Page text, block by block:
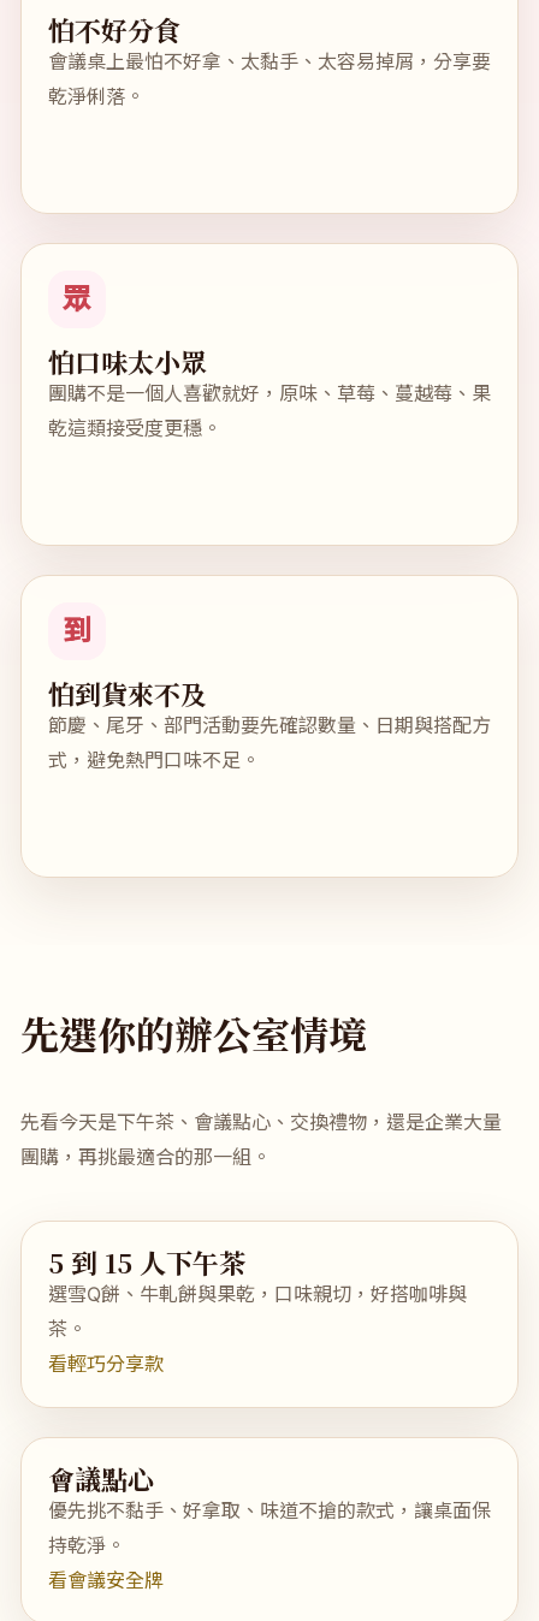
怕不好分食
會議桌上最怕不好拿、太黏手、太容易掉屑，分享要
乾淨俐落。
眾
怕口味太小眾
團購不是一個人喜歡就好，原味、草莓、蔓越莓、果
乾這類接受度更穩。
到
怕到貨來不及
節慶、尾牙、部門活動要先確認數量、日期與搭配方
式，避免熱門口味不足。
先選你的辦公室情境
先看今天是下午茶、會議點心、交換禮物，還是企業大量
團購，再挑最適合的那一組。
5 到 15 人下午茶
選雪Q餅、牛軋餅與果乾，口味親切，好搭咖啡與
茶。
看輕巧分享款
會議點心
優先挑不黏手、好拿取、味道不搶的款式，讓桌面保
持乾淨。
看會議安全牌